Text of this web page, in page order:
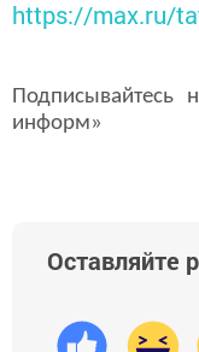
https://max.ru/
Подписывайтесь
информ»
Оставляйте